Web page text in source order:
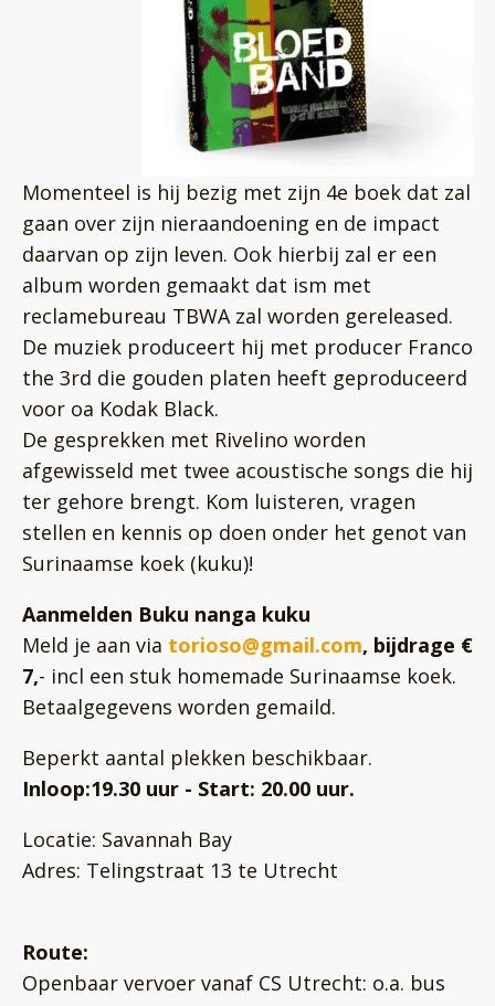
Momenteel is hij bezig met zijn 4e boek dat zal
gaan over zijn nieraandoening en de impact
daarvan op zijn leven. Ook hierbij zal er een
album worden gemaakt dat ism met
reclamebureau TBWA zal worden gereleased.
De muziek produceert hij met producer Franco
the 3rd die gouden platen heeft geproduceerd
voor oa Kodak Black.
De gesprekken met Rivelino worden
afgewisseld met twee acoustische songs die hij
ter gehore brengt. Kom luisteren, vragen
stellen en kennis op doen onder het genot van
Surinaamse koek (kuku)!
Aanmelden Buku nanga kuku
Meld je aan via torioso@gmail.com, bijdrage €
7,- incl een stuk homemade Surinaamse koek.
Betaalgegevens worden gemaild.
Beperkt aantal plekken beschikbaar.
Inloop:19.30 uur - Start: 20.00 uur.
Locatie: Savannah Bay
Adres: Telingstraat 13 te Utrecht
Route:
Openbaar vervoer vanaf CS Utrecht: o.a. bus